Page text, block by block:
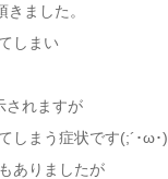
ました。
しまい
されますが
しまう症状です(;´･ω･)
ありましたが